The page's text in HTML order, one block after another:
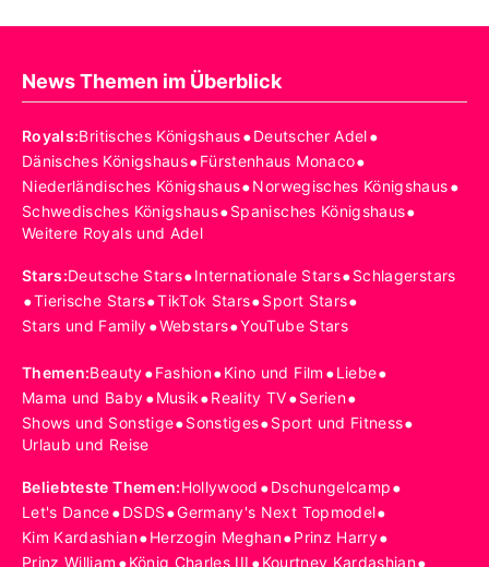
News Themen im Überblick
Royals:Britisches Königshaus•Deutscher Adel•
Dänisches Königshaus•Fürstenhaus Monaco•
Niederländisches Königshaus•Norwegisches Königshaus•
Schwedisches Königshaus•Spanisches Königshaus•
Weitere Royals und Adel
Stars:Deutsche Stars•Internationale Stars•Schlagerstars
•Tierische Stars•TikTok Stars•Sport Stars•
Stars und Family•Webstars•YouTube Stars
Themen:Beauty•Fashion•Kino und Film •Liebe•
Mama und Baby•Musik•Reality TV•Serien•
Shows und Sonstige•Sonstiges•Sport und Fitness•
Urlaub und Reise
Beliebteste Themen:Hollywood •Dschungelcamp•
Let's Dance•DSDS•Germany's Next Topmodel•
Kim Kardashian•Herzogin Meghan•Prinz Harry•
Prinz William König Charles III Kourtney Kardashian